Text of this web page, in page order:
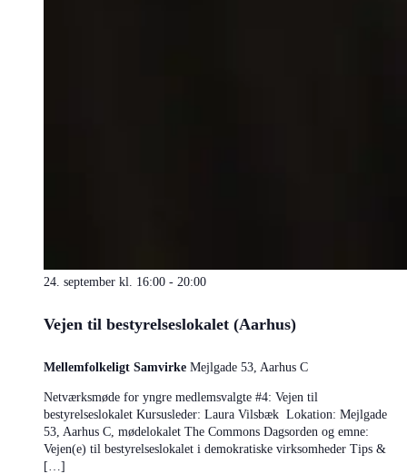
24. september kl. 16:00 - 20:00
Vejen til bestyrelseslokalet (Aarhus)
Mellemfolkeligt Samvirke Mejlgade 53, Aarhus C
Netværksmøde for yngre medlemsvalgte #4: Vejen til
bestyrelseslokalet Kursusleder: Laura Vilsbæk Lokation: Mejlgade
53, Aarhus C, mødelokalet The Commons Dagsorden og emne:
Vejen(e) til bestyrelseslokalet i demokratiske virksomheder Tips &
[…]